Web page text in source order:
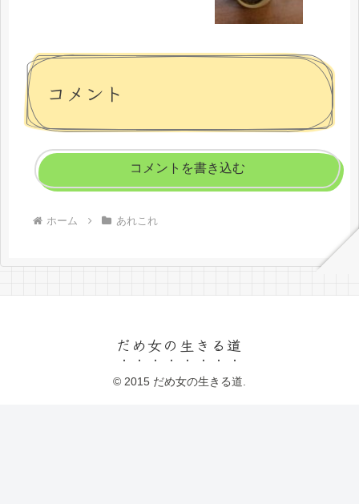
コメント
コメントを書き込む
ホーム あれこれ
だめ女の生きる道
© 2015 だめ女の生きる道.